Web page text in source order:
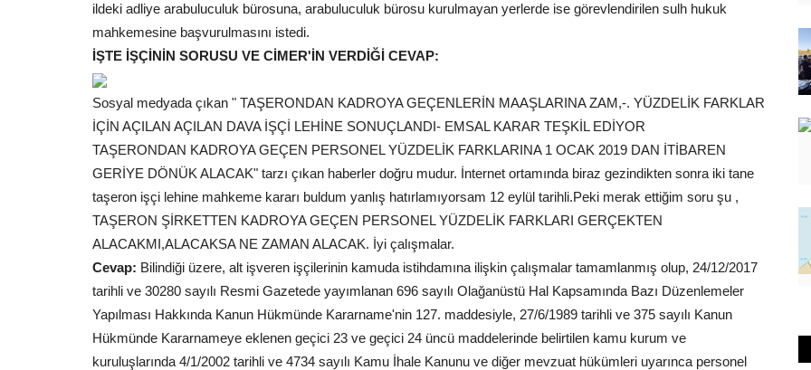
ildeki adliye arabuluculuk bürosuna, arabuluculuk bürosu kurulmayan yerlerde ise görevlendirilen sulh hukuk
mahkemesine başvurulmasını istedi.
İŞTE İŞÇİNİN SORUSU VE CİMER'İN VERDİĞİ CEVAP:
Sosyal medyada çıkan " TAŞERONDAN KADROYA GEÇENLERİN MAAŞLARINA ZAM,-. YÜZDELİK FARKLAR
İÇİN AÇILAN AÇILAN DAVA İŞÇİ LEHİNE SONUÇLANDI- EMSAL KARAR TEŞKİL EDİYOR
TAŞERONDAN KADROYA GEÇEN PERSONEL YÜZDELİK FARKLARINA 1 OCAK 2019 DAN İTİBAREN
GERİYE DÖNÜK ALACAK" tarzı çıkan haberler doğru mudur. İnternet ortamında biraz gezindikten sonra iki tane
taşeron işçi lehine mahkeme kararı buldum yanlış hatırlamıyorsam 12 eylül tarihli.Peki merak ettiğim soru şu ,
TAŞERON ŞİRKETTEN KADROYA GEÇEN PERSONEL YÜZDELİK FARKLARI GERÇEKTEN
ALACAKMI,ALACAKSA NE ZAMAN ALACAK. İyi çalışmalar.
Cevap: Bilindiği üzere, alt işveren işçilerinin kamuda istihdamına ilişkin çalışmalar tamamlanmış olup, 24/12/2017
tarihli ve 30280 sayılı Resmi Gazetede yayımlanan 696 sayılı Olağanüstü Hal Kapsamında Bazı Düzenlemeler
Yapılması Hakkında Kanun Hükmünde Kararname'nin 127. maddesiyle, 27/6/1989 tarihli ve 375 sayılı Kanun
Hükmünde Kararnameye eklenen geçici 23 ve geçici 24 üncü maddelerinde belirtilen kamu kurum ve
kuruluşlarında 4/1/2002 tarihli ve 4734 sayılı Kamu İhale Kanunu ve diğer mevzuat hükümleri uyarınca personel